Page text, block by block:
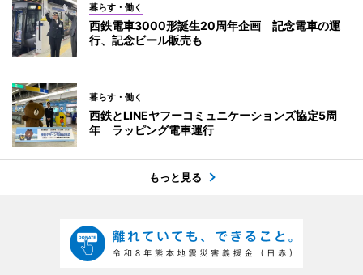
暮らす・働く
西鉄電車3000形誕生20周年企画 記念電車の運
行、記念ビール販売も
暮らす・働く
西鉄とLINEヤフーコミュニケーションズ協定5周
年 ラッピング電車運行
もっと見る